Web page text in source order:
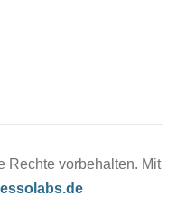
Rechte vorbehalten. Mit